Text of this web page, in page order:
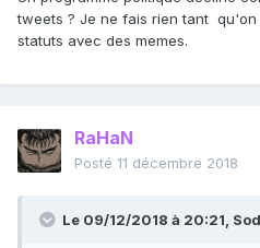
tweets ? Je ne fais rien tant
statuts avec des memes.
RaHaN
Posté 11 décembre 2018
Le 09/12/2018 à 20:21,